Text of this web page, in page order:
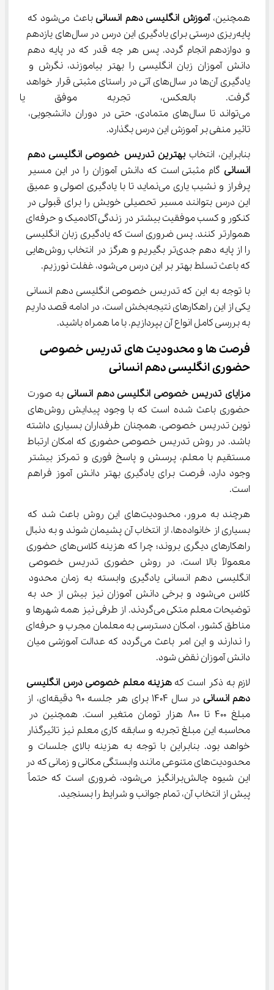
همچنین، آموزش انگلیسی دهم انسانی
باعث می‌شود که
پایه‌ریزی درستی برای یادگیری این درس در سال‌های یازدهم
و دوازدهم انجام گردد. پس هر چه قدر که در پایه دهم
دانش آموزان زبان انگلیسی را بهتر بیاموزند، نگرش و
یادگیری آن‌ها در سال‌های آتی در راستای مثبتی قرار خواهد
گرفت. بالعکس، تجربه موفق
می‌تواند تا سال‌های متمادی، حتی در دوران دانشجویی،
تاثیر منفی بر آموزش این درس بگذارد.
بنابراین، انتخاب بهترین تدریس خصوصی انگلیسی دهم
انسانی گام مثبتی است که دانش آموزان را در این مسیر
پرفراز و نشیب یاری می‌نماید تا با یادگیری اصولی و عمیق
این درس بتوانند مسیر تحصیلی خویش را برای قبولی در
کنکور و کسب موفقیت بیشتر در زندگی آکادمیک و حرفه‌ای
هموارتر کنند. پس ضروری است که یادگیری زبان انگلیسی
را از پایه دهم جدی‌تر بگیریم و هرگز در انتخاب روش‌هایی
که باعث تسلط بهتر بر این درس می‌شود، غفلت نورزیم.
با توجه به این که تدریس خصوصی انگلیسی دهم انسانی
یکی از این راهکارهای نتیجه‌بخش است، در ادامه قصد داریم
به بررسی کامل انواع آن بپردازیم. با ما همراه باشید.
فرصت ها و محدودیت های تدریس خصوصی
حضوری انگلیسی دهم انسانی
مزایای تدریس خصوصی انگلیسی دهم انسانی به صورت
حضوری باعث شده است که با وجود پیدایش روش‌های
نوین تدریس خصوصی، همچنان طرفداران بسیاری داشته
باشد. در روش تدریس خصوصی حضوری که امکان ارتباط
مستقیم با معلم، پرسش و پاسخ فوری و تمرکز بیشتر
وجود دارد، فرصت برای یادگیری بهتر دانش آموز فراهم
است.
هرچند به مرور، محدودیت‌های این روش باعث شد که
بسیاری از خانواده‌ها، از انتخاب آن پشیمان شوند و به دنبال
راهکارهای دیگری بروند؛ چرا که هزینه کلاس‌های حضوری
معمولاً بالا است، در روش حضوری تدریس خصوصی
انگلیسی دهم انسانی یادگیری وابسته به زمان محدود
کلاس می‌شود و برخی دانش آموزان نیز بیش از حد به
توضیحات معلم متکی می‌گردند. از طرفی نیز همه شهرها و
مناطق کشور، امکان دسترسی به معلمان مجرب و حرفه‌ای
را ندارند و این امر باعث می‌گردد که عدالت آموزشی میان
دانش آموزان نقض شود.
لازم به ذکر است که هزینه معلم خصوصی درس انگلیسی
دهم انسانی
در سال 1404 برای هر جلسه 90 دقیقه‌ای، از
مبلغ 400 تا 800 هزار تومان متغیر است. همچنین در
محاسبه این مبلغ تجربه و سابقه کاری معلم نیز تاثیرگذار
خواهد بود. بنابراین با توجه به هزینه بالای جلسات و
محدودیت‌های متنوعی مانند وابستگی مکانی و زمانی که در
این شیوه چالش‌برانگیز می‌شود، ضروری است که حتماً
پیش از انتخاب آن، تمام جوانب و شرایط را بسنجید.